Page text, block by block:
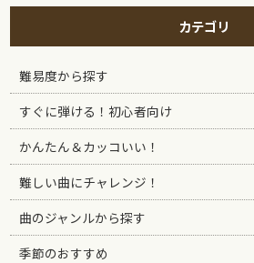
カテゴリ
難易度から探す
すぐに弾ける！初心者向け
かんたん＆カッコいい！
難しい曲にチャレンジ！
曲のジャンルから探す
季節のおすすめ